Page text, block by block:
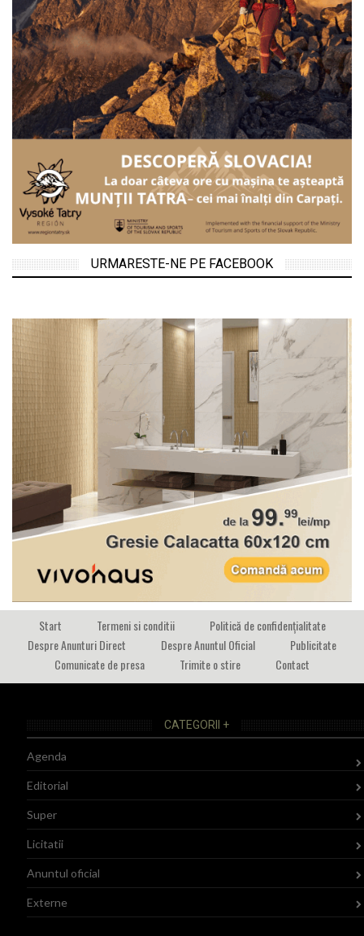
URMARESTE-NE PE FACEBOOK
Start Termeni si conditii
Politică de confidențialitate
Despre Anunturi Direct
Despre Anuntul Oficial
Publicitate
Comunicate de presa
Trimite o stire Contact
CATEGORII +
Agenda
Editorial
Super
Licitatii
Anuntul oficial
Externe